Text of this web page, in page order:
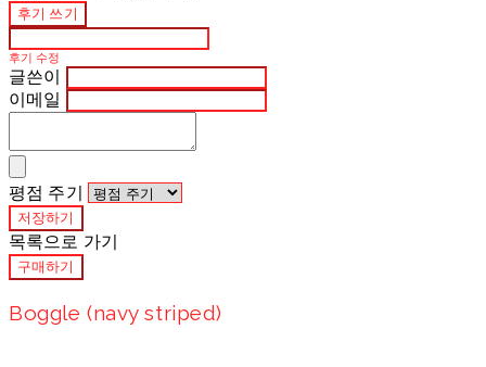
후기 쓰기
후기 수정
글쓴이
이메일
평점 주기
저장하기
목록으로 가기
구매하기
Boggle (navy striped)